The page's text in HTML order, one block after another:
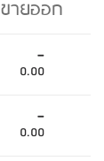
ขายออก
-
0.00
-
0.00